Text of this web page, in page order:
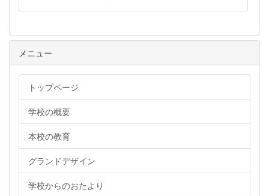
メニュー
トップページ
学校の概要
本校の教育
グランドデザイン
学校からのおたより